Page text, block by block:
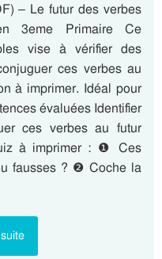
– Le futur des verbes
3eme Primaire Ce
vise à vérifier des
ces verbes au
à imprimer. Idéal pour
évaluées Identifier
ces verbes au futur
à imprimer : ❶ Ces
fausses ? ❷ Coche la